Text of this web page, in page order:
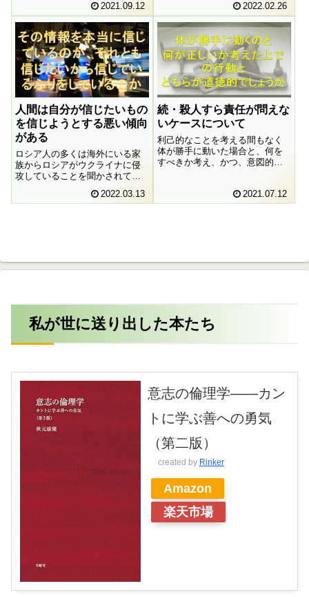
のような結果至上主義の作戦と
教育は両立するのでしょうか。
敬遠の指示を出した馬淵監督の
言明を頼りに考えてみたいと思
います。
2021.09.12
り、賢明な姿勢とは言えませ
ん。だとすれば「自分にとって
不都合が生じないように他人の
ことを考え、行動するようにす
る」という行為原理が導けるの
かもしれません。しかしながら
考えてみたら、このような行為
原理は利己的なのではないでし
ょうか。カント倫理学の枠内
で、このような原理が許容され
うるのでしょうか。
2022.02.26
人間は自分が信じたいもの
を信じようとする悪い傾向
がある
ロシア人の多くは海外にいる家
族からロシアがウクライナに侵
攻していることを聞かされても
家族の言葉よりも、政府のプロ
2022.03.13
続・殺人すら責任が問えな
いケースについて
利己的なことを考える間もなく
体が勝手に動いた場合と、何を
すべきか考え、かつ、意図的に
うか。カントとシラーの立場を
比較しながら考えてみたいと思
2021.07.12
私が世に送り出した本たち
意志の倫理学――カン
トに学ぶ善への勇気
（第二版）
created by Rinker
Amazon
楽天市場